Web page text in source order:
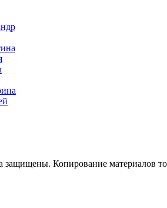
защищены. Копирование материалов